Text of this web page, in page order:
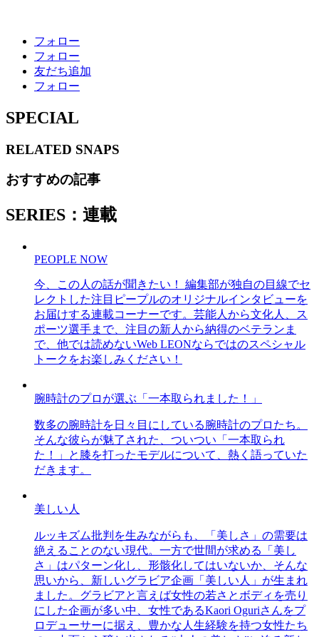
フォロー
フォロー
友だち追加
フォロー
SPECIAL
RELATED SNAPS
おすすめの記事
SERIES：連載
PEOPLE NOW
今、この人の話が聞きたい！ 編集部が独自の目線でセ
レクトした注目ピープルのオリジナルインタビューを
お届けする連載コーナーです。芸能人から文化人、ス
ポーツ選手まで、注目の新人から納得のベテランま
で、他では読めないWeb LEONならではのスペシャル
トークをお楽しみください！
腕時計のプロが選ぶ「一本取られました！」
数多の腕時計を日々目にしている腕時計のプロたち。
そんな彼らが魅了された、ついつい「一本取られ
た！」と膝を打ったモデルについて、熱く語っていた
だきます。
美しい人
ルッキズム批判を生みながらも、「美しさ」の需要は
絶えることのない現代。一方で世間が求める「美し
さ」はパターン化し、形骸化してはいないか、そんな
思いから、新しいグラビア企画「美しい人」が生まれ
ました。グラビアと言えば女性の若さとボディを売り
にした企画が多い中、女性であるKaori Oguriさんをプ
ロデューサーに据え、豊かな人生経験を持つ女性たち